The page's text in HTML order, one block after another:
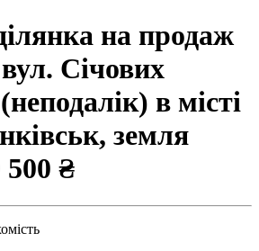
на продаж
Січових
в місті
земля
500 ₴